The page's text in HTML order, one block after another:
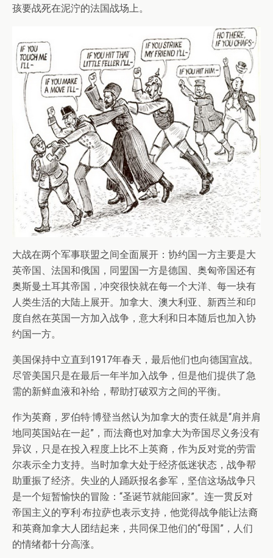
孩要战死在泥泞的法国战场上。
大战在两个军事联盟之间全面展开：协约国一方主要是大
英帝国、法国和俄国，同盟国一方是德国、奥匈帝国还有
奥斯曼土耳其帝国，冲突很快就在每一个大洋、每一块有
人类生活的大陆上展开。加拿大、澳大利亚、新西兰和印
度自然在英国一方加入战争，意大利和日本随后也加入协
约国一方。
美国保持中立直到1917年春天，最后他们也向德国宣战。
尽管美国只是在最后一年半加入战争，但是他们提供了急
需的新鲜血液和补给，帮助打破双方之间的平衡。
作为英裔，罗伯特·博登当然认为加拿大的责任就是“肩并肩
地同英国站在一起”，而法裔也对加拿大为帝国尽义务没有
异议，只是在投入程度上比不上英裔，作为反对党的劳雷
尔表示全力支持。当时加拿大处于经济低迷状态，战争帮
助重振了经济。失业的人踊跃报名参军，坚信这场战争只
是一个短暂愉快的冒险：“圣诞节就能回家”。连一贯反对
帝国主义的亨利·布拉萨也表示支持，他觉得战争能让法裔
和英裔加拿大人团结起来，共同保卫他们的“母国”，人们
的情绪都十分高涨。